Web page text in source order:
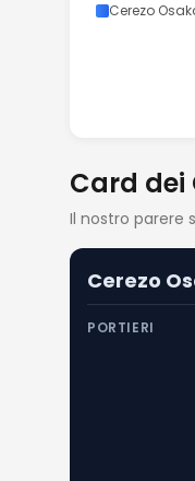
Cerezo
Card dei
Il nostro parere
Cerezo
PORTIERI